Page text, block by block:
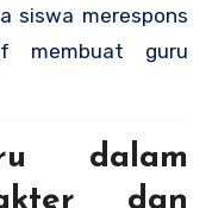
siswa merespons
membuat guru
dalam
dan